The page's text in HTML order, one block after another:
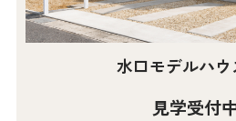
水口モデルハ
見学受付